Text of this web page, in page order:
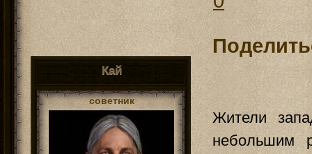
Кай
советник
Жители
небольшим